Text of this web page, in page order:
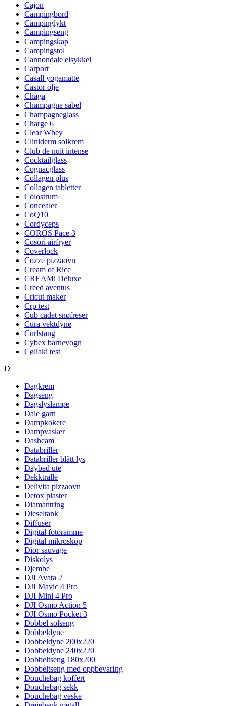
Cajon
Campingbord
Campinglykt
Campingseng
Campingskap
Campingstol
Cannondale elsykkel
Carport
Casall yogamatte
Castor olje
Chaga
Champagne sabel
Champagneglass
Charge 6
Clear Whey
Cliniderm solkrem
Club de nuit intense
Cocktailglass
Cognacglass
Collagen plus
Collagen tabletter
Colostrum
Concealer
CoQ10
Cordyceps
COROS Pace 3
Cosori airfryer
Coverlock
Cozze pizzaovn
Cream of Rice
CREAMi Deluxe
Creed aventus
Cricut maker
Crp test
Cub cadet snøfreser
Cura vektdyne
Curlstang
Cybex barnevogn
Cøliaki test
D
Dagkrem
Dagseng
Dagslyslampe
Dale garn
Dampkokere
Dampvasker
Dashcam
Databriller
Databriller blått lys
Daybed ute
Dekktralle
Delivita pizzaovn
Detox plaster
Diamantring
Dieseltank
Diffuser
Digital fotoramme
Digital mikroskop
Dior sauvage
Diskolys
Djembe
DJI Avata 2
DJI Mavic 4 Pro
DJI Mini 4 Pro
DJI Osmo Action 5
DJI Osmo Pocket 3
Dobbel solseng
Dobbeldyne
Dobbeldyne 200x220
Dobbeldyne 240x220
Dobbeltseng 180x200
Dobbeltseng med oppbevaring
Douchebag koffert
Douchebag sekk
Douchebag veske